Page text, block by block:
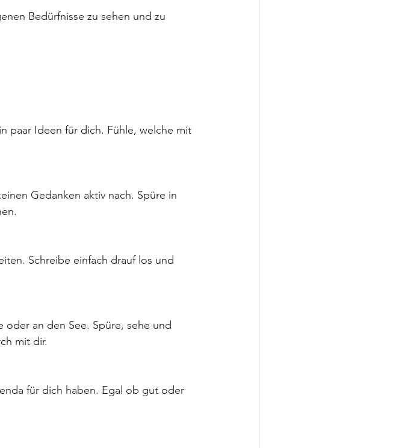
Bedürfnisse zu sehen und zu
paar Ideen für dich. Fühle, welche mit
Gedanken aktiv nach. Spüre in
Schreibe einfach drauf los und
oder an den See. Spüre, sehe und
mit dir.
für dich haben. Egal ob gut oder